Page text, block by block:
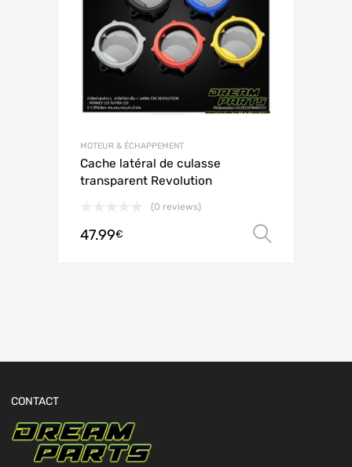
MOTEUR & ÉCHAPPEMENT
Cache latéral de culasse
transparent Revolution
(0 reviews)
47.99€
CONTACT